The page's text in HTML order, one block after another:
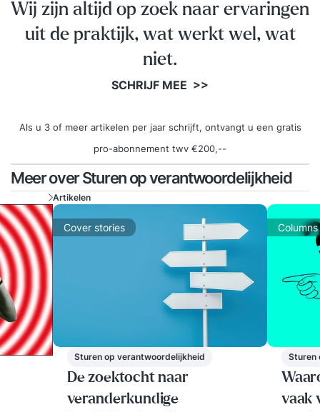
Wij zijn altijd op zoek naar ervaringen
uit de praktijk, wat werkt wel, wat
niet.
SCHRIJF MEE >>
Als u 3 of meer artikelen per jaar schrijft, ontvangt u een gratis
pro-abonnement twv €200,--
Meer over Sturen op verantwoordelijkheid
Artikelen
Cover stories
Sturen op verantwoordelijkheid
De zoektocht naar
veranderkundige
Columns
Sturen
vaak